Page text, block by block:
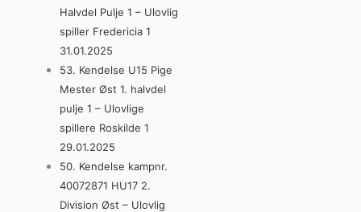
Halvdel Pulje 1 – Ulovlig
spiller Fredericia 1
31.01.2025
53. Kendelse U15 Pige
Mester Øst 1. halvdel
pulje 1 – Ulovlige
spillere Roskilde 1
29.01.2025
50. Kendelse kampnr.
40072871 HU17 2.
Division Øst – Ulovlig